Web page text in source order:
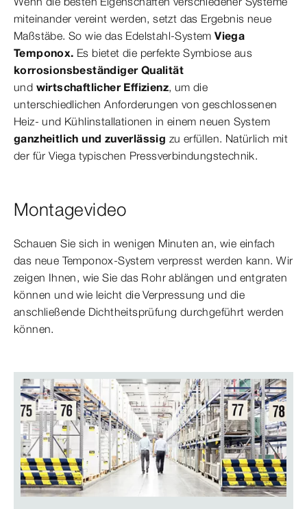
miteinander vereint werden, setzt das Ergebnis neue
Maßstäbe. So wie das Edelstahl-SystemViega
Temponox. Es bietet die perfekte Symbiose aus
korrosionsbeständiger Qualität
und wirtschaftlicher Effizienz, um die
unterschiedlichen Anforderungen von geschlossenen
Heiz- und Kühlinstallationen in einem neuen System
ganzheitlich und zuverlässig zu erfüllen. Natürlich mit
der für Viega typischen Pressverbindungstechnik.
Montagevideo
Schauen Sie sich in wenigen Minuten an, wie einfach
das neue Temponox-System verpresst werden kann. Wir
zeigen Ihnen, wie Sie das Rohr ablängen und entgraten
können und wie leicht die Verpressung und die
anschließende Dichtheitsprüfung durchgeführt werden
können.